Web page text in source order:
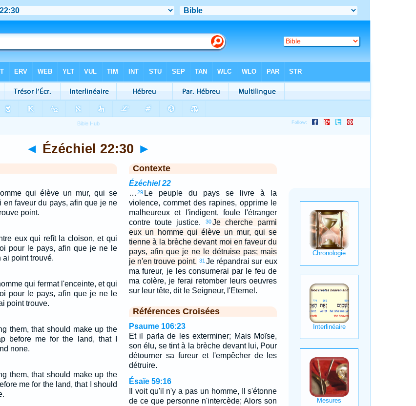
◄ Ézéchiel 22:30 ►
qui élève un mur, qui se
faveur du pays, afin que je ne
point.
eux qui refît la cloison, et qui
pour le pays, afin que je ne le
point trouvé.
qui fermat l'enceinte, et qui
pour le pays, afin que je ne le
point trouve.
them, that should make up the
before me for the land, that I
none.
them, that should make up the
me for the land, that I should
Contexte
Ézéchiel 22
… 29 Le peuple du pays se livre à la
violence, commet des rapines, opprime le
malheureux et l'indigent, foule l'étranger
contre toute justice.
30Je cherche parmi
eux un homme qui élève un mur, qui se
tienne à la brèche devant moi en faveur du
pays, afin que je ne le détruise pas; mais
je n'en trouve point. 31 Je répandrai sur eux
ma fureur, je les consumerai par le feu de
ma colère, je ferai retomber leurs oeuvres
sur leur tête, dit le Seigneur, l'Eternel.
Références Croisées
Psaume 106:23
Et il parla de les exterminer; Mais Moïse,
son élu, se tint à la brèche devant lui, Pour
détourner sa fureur et l'empêcher de les
détruire.
Ésaïe 59:16
Il voit qu'il n'y a pas un homme, Il s'étonne
de ce que personne n'intercède; Alors son